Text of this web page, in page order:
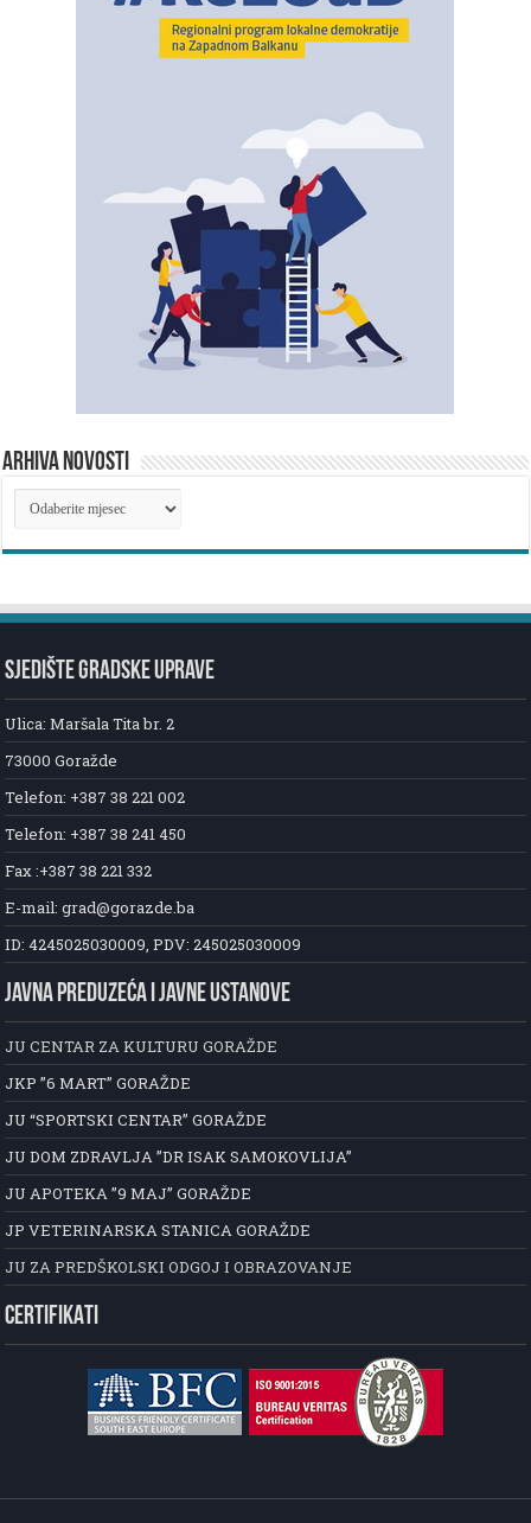
ARHIVA NOVOSTI
ARHIVA
NOVOSTI
SJEDIŠTE GRADSKE UPRAVE
Ulica: Maršala Tita br. 2
73000 Goražde
Telefon: +387 38 221 002
Telefon: +387 38 241 450
Fax :+387 38 221 332
E-mail: grad@gorazde.ba
ID: 4245025030009, PDV: 245025030009
JAVNA PREDUZEĆA I JAVNE USTANOVE
JU CENTAR ZA KULTURU GORAŽDE
JKP ”6 MART” GORAŽDE
JU “SPORTSKI CENTAR” GORAŽDE
JU DOM ZDRAVLJA ”DR ISAK SAMOKOVLIJA”
JU APOTEKA ”9 MAJ” GORAŽDE
JP VETERINARSKA STANICA GORAŽDE
JU ZA PREDŠKOLSKI ODGOJ I OBRAZOVANJE
CERTIFIKATI